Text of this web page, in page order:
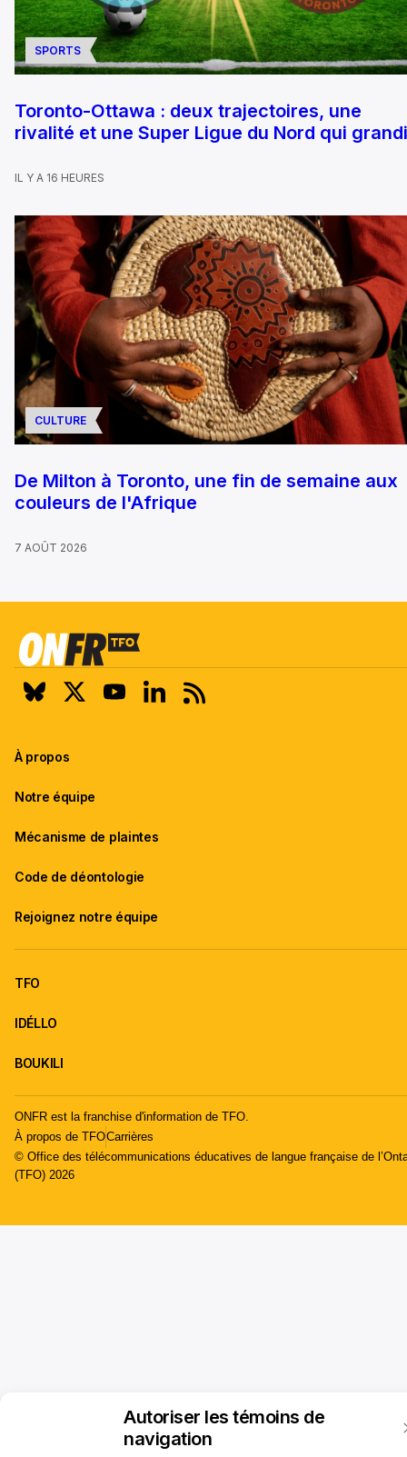
Autoriser les témoins de
navigation
SPORTS
Toronto-Ottawa : deux trajectoires, une
rivalité et une Super Ligue du Nord qui
IL Y A 16 HEURES
CULTURE
De Milton à Toronto, une fin de semaine aux
couleurs de l'Afrique
7 AOÛT 2026
À propos
Notre équipe
Mécanisme de plaintes
Code de déontologie
Rejoignez notre équipe
TFO
IDÉLLO
BOUKILI
ONFR est la franchise d'information de TFO.
À propos de TFOCarrières
© Office des télécommunications éducatives de langue française de
(TFO) 2026